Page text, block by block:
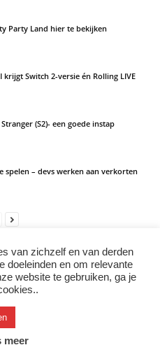
Party Land hier te bekijken
krijgt Switch 2-versie én Rolling LIVE
(S2)- een goede instap
spelen – devs werken aan verkorten
laten
van zichzelf en van derden
doeleinden en om relevante
website te gebruiken, ga je
meer